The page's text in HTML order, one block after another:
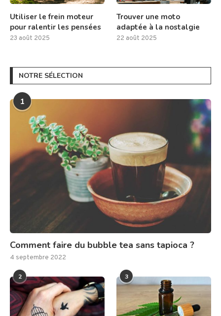
Utiliser le frein moteur
pour ralentir les pensées
23 août 2025
Trouver une moto
adaptée à la nostalgie
22 août 2025
NOTRE SÉLECTION
1
Comment faire du bubble tea sans tapioca ?
4 septembre 2022
2 3